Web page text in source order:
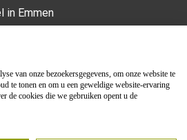
in Emmen
van onze bezoekersgegevens, om onze website te
te tonen en om u een geweldige website-ervaring
de cookies die we gebruiken opent u de